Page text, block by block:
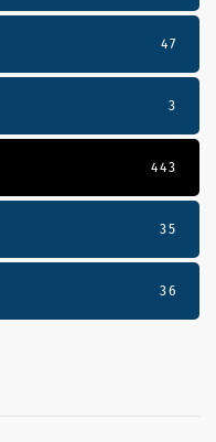
47
3
443
35
36